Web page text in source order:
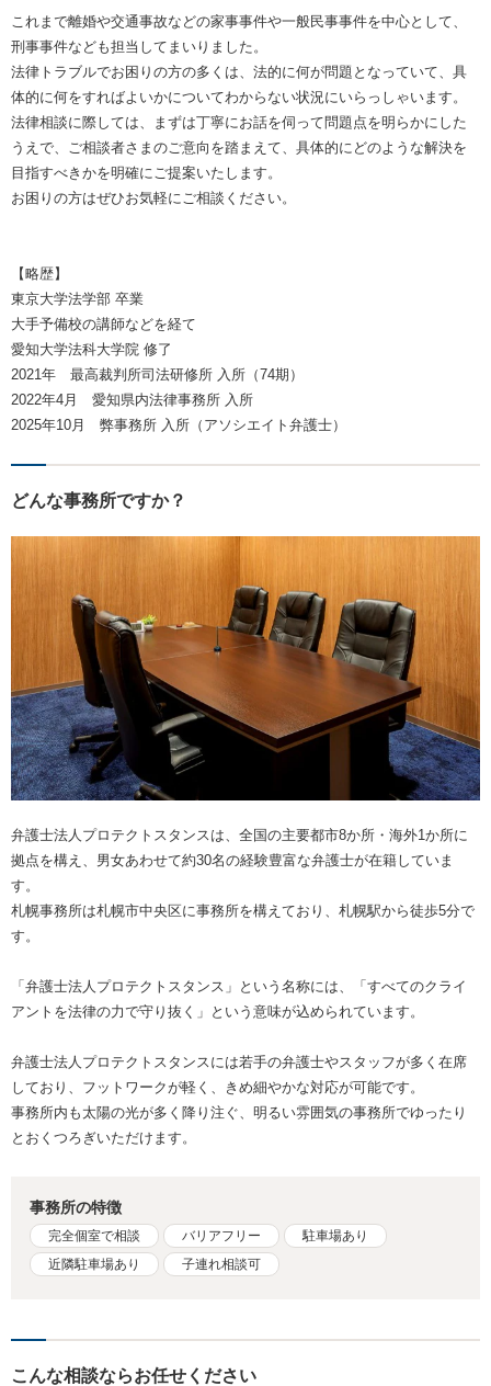
これまで離婚や交通事故などの家事事件や一般民事事件を中心として、
刑事事件なども担当してまいりました。
法律トラブルでお困りの方の多くは、法的に何が問題となっていて、具
体的に何をすればよいかについてわからない状況にいらっしゃいます。
法律相談に際しては、まずは丁寧にお話を伺って問題点を明らかにした
うえで、ご相談者さまのご意向を踏まえて、具体的にどのような解決を
目指すべきかを明確にご提案いたします。
お困りの方はぜひお気軽にご相談ください。
【略歴】
東京大学法学部 卒業
大手予備校の講師などを経て
愛知大学法科大学院 修了
2021年 最高裁判所司法研修所 入所（74期）
2022年4月 愛知県内法律事務所 入所
2025年10月 弊事務所 入所（アソシエイト弁護士）
どんな事務所ですか？
弁護士法人プロテクトスタンスは、全国の主要都市8か所・海外1か所に
拠点を構え、男女あわせて約30名の経験豊富な弁護士が在籍していま
す。
札幌事務所は札幌市中央区に事務所を構えており、札幌駅から徒歩5分で
す。
「弁護士法人プロテクトスタンス」という名称には、「すべてのクライ
アントを法律の力で守り抜く」という意味が込められています。
弁護士法人プロテクトスタンスには若手の弁護士やスタッフが多く在席
しており、フットワークが軽く、きめ細やかな対応が可能です。
事務所内も太陽の光が多く降り注ぐ、明るい雰囲気の事務所でゆったり
とおくつろぎいただけます。
事務所の特徴
完全個室で相談 バリアフリー
駐車場あり
近隣駐車場あり
子連れ相談可
こんな相談ならお任せください